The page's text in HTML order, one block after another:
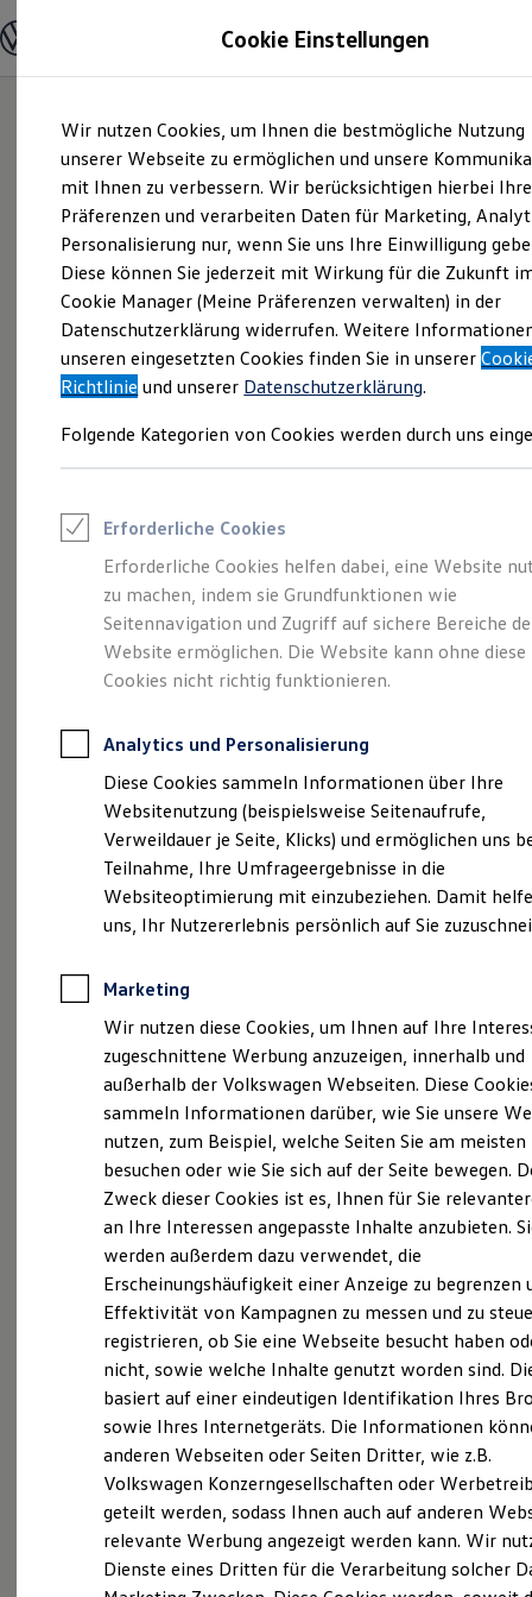
Hauptinhalt
springen
Footer
springen
Modelle und Konfigurator
Modelle vergleichen
Elektroautos
ENERGY Sondermodelle
Nutzfahrzeuge
SUV und CUV
Familienautos
Kombis
Kompaktwagen
Sportwagen
Schnell verfügbare Fahrzeuge
Angebote und Produkte
Aktuelle Angebote
E-Auto-Förderung
Volkswagen Marktplatz
Junge Gebrauchtwagen und Gebrauchtwagen
Saisonangebote
Leasing
Leasing-Angebote
Gebrauchtwagen Leasing
Junge Gebrauchtwagen-Leasing
Elektroauto Leasing
Kleinwagen-Leasing
Leasing ohne Anzahlung
Autokredit mit Schlussrate
Versicherungen und Garantien
Kfz-Versicherung
Restschuldversicherungen
Garantien
Wartungsverträge
Geschäftskunden
Professional Class bei Volkswagen
Großkunden
Behörden
Anpfiff zum Gewinn
Elektroautos
ID. Tutorials
Elektrofahrzeugkonzepte
Reichweite
Reichweite der ID. Modelle
Reichweite im Winter
Laden
Laden unterwegs
Laden Zuhause
Ladezeitensimulator
Batterie
Sicherheit
Garantie und Lebensdauer
Nachhaltigkeit
Technologie
Kosten und Kauf
Verbrauchskosten
Kaufoptionen
E-Auto-Förderung
Software und Konnektivität
Die ID. Software 6
ID. Software Versionen und Updates
Digitale Extras
Schnittstellen zu Ihrem ID.
Kompakt.
Charismatisch. Coupé.
Der Taigo.
Probefahrt vereinbaren
Fahrzeugangebot anfordern
Servicetermin buchen
Serviceanfrage stellen
Cookie Einstellungen
Wir nutzen Cookies, um Ihnen die bestmögliche Nutzung
unserer Webseite zu ermöglichen und unsere
mit Ihnen zu verbessern. Wir berücksichtigen hierbei Ihre
Präferenzen und verarbeiten Daten für Marketing,
Personalisierung nur, wenn Sie uns Ihre Einwilligung
Diese können Sie jederzeit mit Wirkung für die Zukunft
Cookie Manager (Meine Präferenzen verwalten) in der
Datenschutzerklärung widerrufen. Weitere
unseren eingesetzten Cookies finden Sie in unserer
Richtlinie und unserer Datenschutzerklärung.
Folgende Kategorien von Cookies werden durch uns
Erforderliche Cookies
Erforderliche Cookies helfen dabei, eine Website
zu machen, indem sie Grundfunktionen wie
Seitennavigation und Zugriff auf sichere Bereiche
Website ermöglichen. Die Website kann ohne diese
Cookies nicht richtig funktionieren.
Analytics und Personalisierung
Diese Cookies sammeln Informationen über Ihre
Websitenutzung (beispielsweise Seitenaufrufe,
Verweildauer je Seite, Klicks) und ermöglichen uns
Teilnahme, Ihre Umfrageergebnisse in die
Websiteoptimierung mit einzubeziehen. Damit
uns, Ihr Nutzererlebnis persönlich auf Sie
Marketing
Wir nutzen diese Cookies, um Ihnen auf Ihre
zugeschnittene Werbung anzuzeigen, innerhalb und
außerhalb der Volkswagen Webseiten. Diese
sammeln Informationen darüber, wie Sie unsere
nutzen, zum Beispiel, welche Seiten Sie am meisten
besuchen oder wie Sie sich auf der Seite bewegen.
Zweck dieser Cookies ist es, Ihnen für Sie
an Ihre Interessen angepasste Inhalte anzubieten.
werden außerdem dazu verwendet, die
Erscheinungshäufigkeit einer Anzeige zu begrenzen
Effektivität von Kampagnen zu messen und zu
registrieren, ob Sie eine Webseite besucht haben
nicht, sowie welche Inhalte genutzt worden sind.
basiert auf einer eindeutigen Identifikation Ihres
sowie Ihres Internetgeräts. Die Informationen
anderen Webseiten oder Seiten Dritter, wie z.B.
Volkswagen Konzerngesellschaften oder
geteilt werden, sodass Ihnen auch auf anderen
relevante Werbung angezeigt werden kann. Wir
Dienste eines Dritten für die Verarbeitung solcher